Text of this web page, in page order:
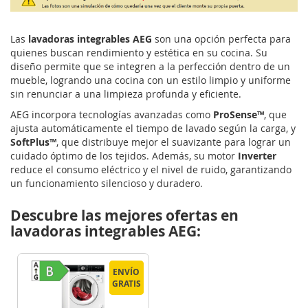
Las lavadoras integrables AEG son una opción perfecta para
quienes buscan rendimiento y estética en su cocina. Su
diseño permite que se integren a la perfección dentro de un
mueble, logrando una cocina con un estilo limpio y uniforme
sin renunciar a una limpieza profunda y eficiente.
AEG incorpora tecnologías avanzadas como ProSense™, que
ajusta automáticamente el tiempo de lavado según la carga, y
SoftPlus™, que distribuye mejor el suavizante para lograr un
cuidado óptimo de los tejidos. Además, su motor Inverter
reduce el consumo eléctrico y el nivel de ruido, garantizando
un funcionamiento silencioso y duradero.
Descubre las mejores ofertas en
lavadoras integrables AEG:
ENVÍO
GRATIS
ENVÍO
GRATIS